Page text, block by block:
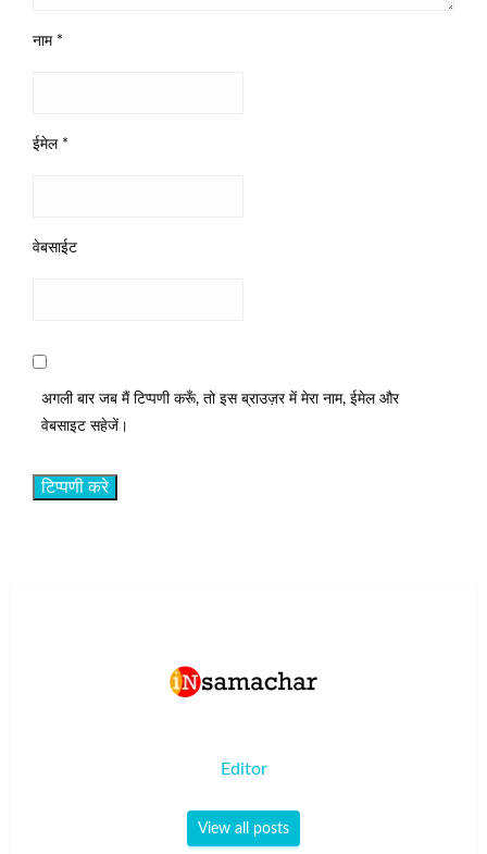
नाम *
ईमेल *
वेबसाईट
अगली बार जब मैं टिप्पणी करूँ, तो इस ब्राउज़र में मेरा नाम, ईमेल और
वेबसाइट सहेजें।
Editor
View all posts